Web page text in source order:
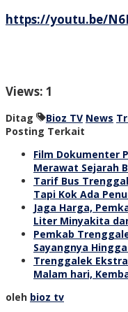
https://youtu.be/
Views: 1
Ditag Bioz TV News
Posting Terkait
Film Dokumenter
Merawat Sejarah
Tarif Bus
Tapi Kok Ada
Jaga Harga,
Liter Minyakita
Pemkab
Sayangnya
Trenggalek
Malam hari,
oleh bioz tv